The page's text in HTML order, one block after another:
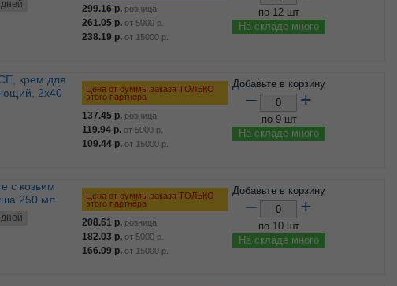
299.16 р. розница
261.05 р. от 5000 р.
238.19 р. от 15000 р.
по 12 шт
На складе много
2х40
Цена от суммы заказа ТОЛЬКО
этого партнёра
137.45 р. розница
119.94 р. от 5000 р.
109.44 р. от 15000 р.
Добавьте в корзину
– +
по 9 шт
На складе много
250 мл
Цена от суммы заказа ТОЛЬКО
этого партнёра
208.61 р. розница
182.03 р. от 5000 р.
166.09 р. от 15000 р.
Добавьте в корзину
– +
по 10 шт
На складе много